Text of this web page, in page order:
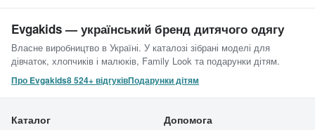
Evgakids — український бренд дитячого одягу
Власне виробництво в Україні. У каталозі зібрані моделі для
дівчаток, хлопчиків і малюків, Family Look та подарунки дітям.
Про Evgakids8 524+ відгуківПодарунки дітям
Каталог Допомога